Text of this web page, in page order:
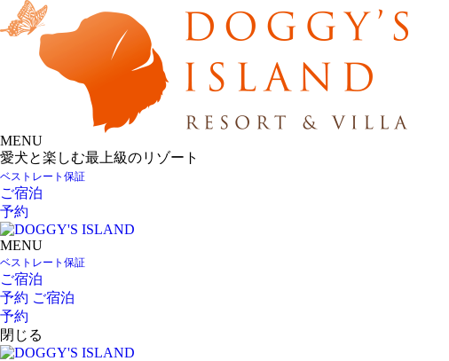
MENU
愛犬と楽しむ最上級のリゾート
ベストレート保証
ご宿泊
予約
MENU
ベストレート保証
ご宿泊
予約 ご宿泊
予約
閉じる